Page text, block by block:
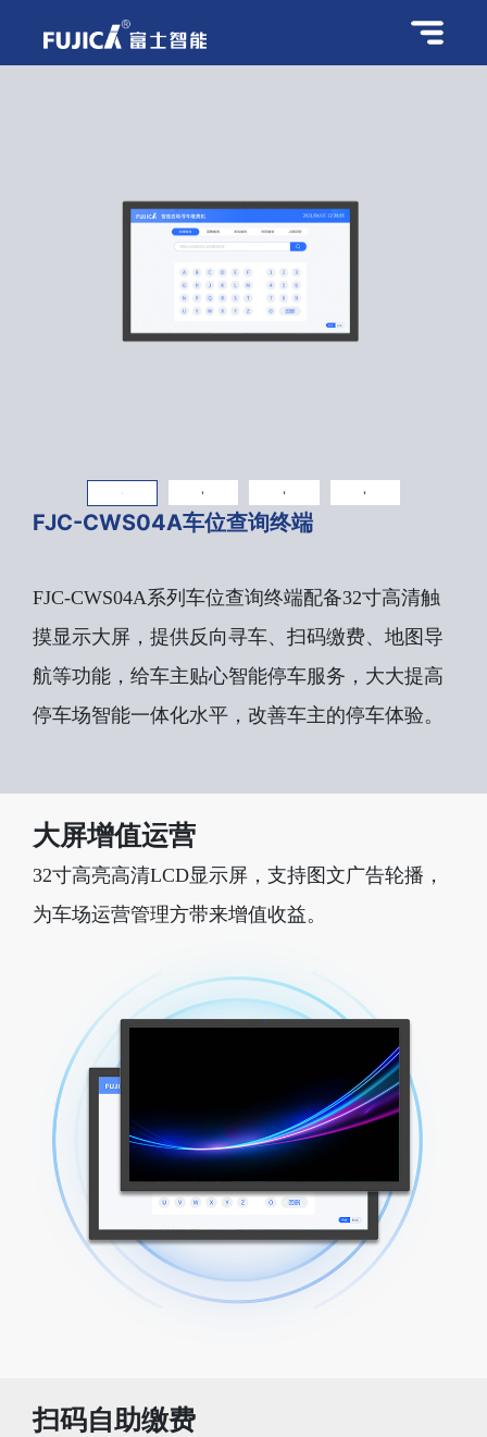
FJC-CWS04A车位查询终端
FJC-CWS04A系列车位查询终端配备32寸高清触
摸显示大屏，提供反向寻车、扫码缴费、地图导
航等功能，给车主贴心智能停车服务，大大提高
停车场智能一体化水平，改善车主的停车体验。
大屏增值运营
32寸高亮高清LCD显示屏，支持图文广告轮播，
为车场运营管理方带来增值收益。
扫码自助缴费